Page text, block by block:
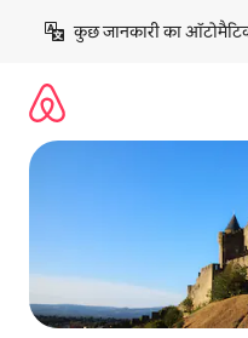
छोड़कर
कॉन्टेंट
कुछ जानकारी का